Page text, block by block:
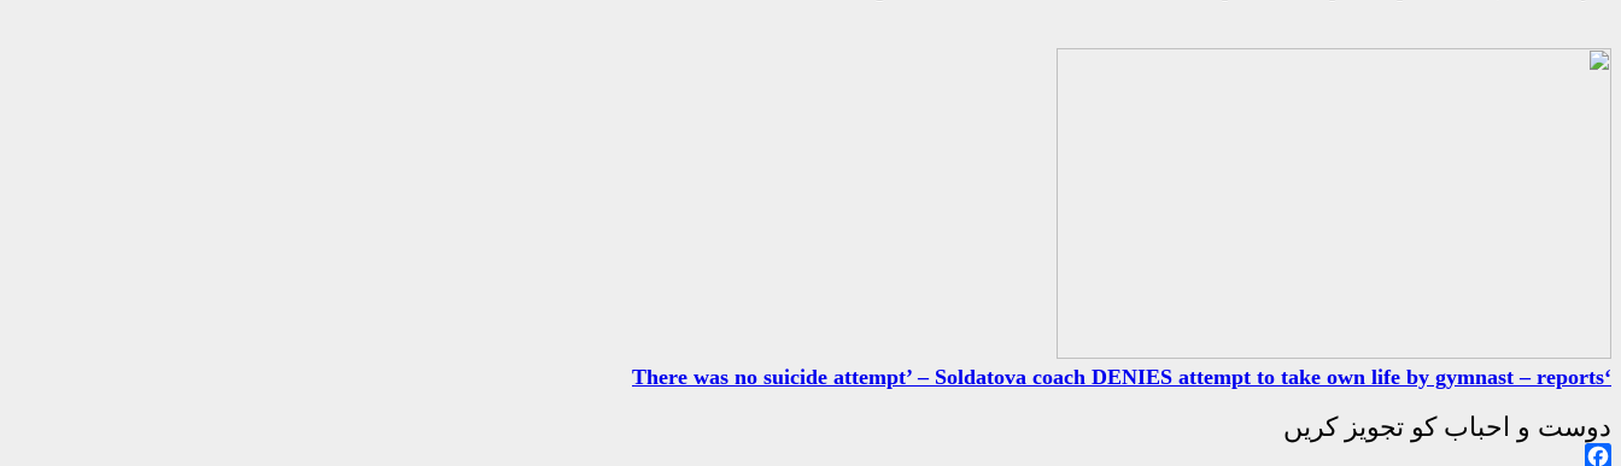
‘There was no suicide attempt’ – Soldatova coach DENIES attempt to take own life by gymnast – reports
دوست و احباب کو تجویز کریں